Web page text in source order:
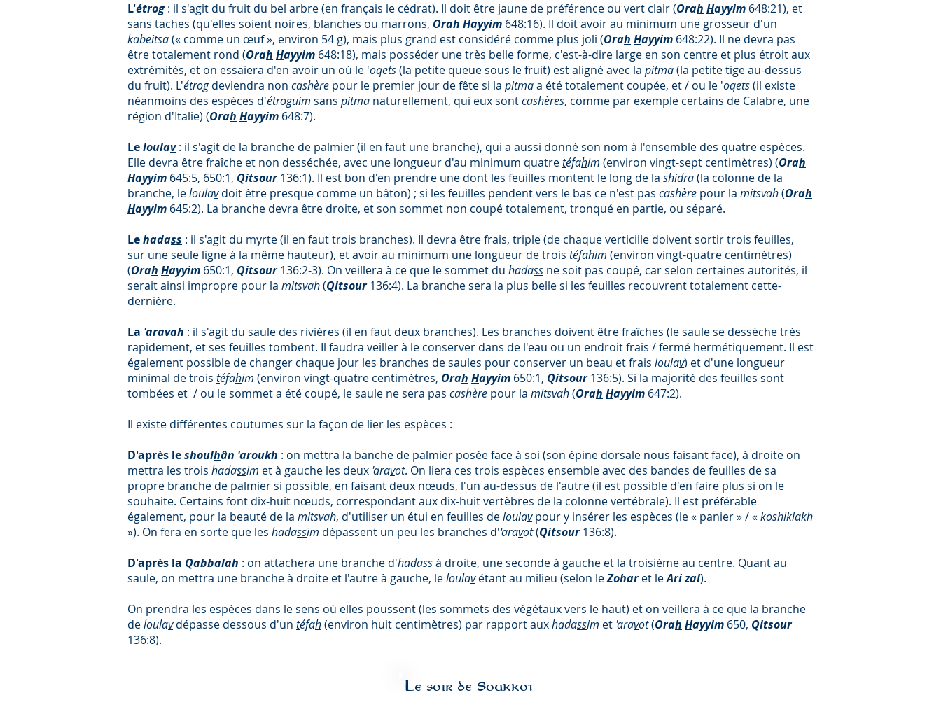
L'étrog: il s'agit du fruit du bel arbre (en français le cédrat). Il doit être jaune de préférence ou vert clair (Orah Hayyim 648:21), et
sans taches (qu'elles soient noires, blanches ou marrons, Orah Hayyim 648:16). Il doit avoir au minimum une grosseur d'un
kabeitsa(« comme un œuf », environ 54 g), mais plus grand est considéré comme plus joli (Orah Hayyim 648:22). Il ne devra pas
être totalement rond (Orah Hayyim 648:18), mais posséder une très belle forme, c'est-à-dire large en son centre et plus étroit aux
extrémités, et on essaiera d'en avoir un où le 'oqets(la petite queue sous le fruit) est aligné avec la pitma(la petite tige au-dessus
du fruit). L'étrogdeviendra non cashère pour le premier jour de fête si la pitmaa été totalement coupée, et / ou le 'oqets(il existe
néanmoins des espèces d'étroguim sans pitma naturellement, qui eux sontcashères, comme par exemple certains de Calabre, une
région d'Italie) (Orah Hayyim 648:7).
​Leloulav : il s'agit de la branche de palmier (il en faut une branche), qui a aussi donné son nom à l'ensemble des quatre espèces.
Elle devra être fraîche et non desséchée, avec une longueur d'au minimum quatretéfahim (environ vingt-sept centimètres) (Orah
Hayyim 645:5, 650:1, Qitsour136:1). Il est bon d'en prendre une dont les feuilles montent le long de la shidra(la colonne de la
branche, leloulavdoit être presque comme un bâton) ; si les feuilles pendent vers le bas ce n'est pas cashère pour la mitsvah(Orah
Hayyim 645:2). La branche devra être droite, et son sommet non coupé totalement, tronqué en partie, ou séparé.
Lehadass : il s'agit du myrte (il en faut trois branches). Il devra être frais, triple (de chaque verticille doivent sortir trois feuilles,
sur une seule ligne à la même hauteur), et avoir au minimum une longueur de trois téfahim (environ vingt-quatre centimètres)
(Orah Hayyim 650:1, Qitsour136:2-3). On veillera à ce que le sommet du hadass ne soit pas coupé, car selon certaines autorités, il
serait ainsi impropre pour la mitsvah(Qitsour136:4). La branche sera la plus belle si les feuilles recouvrent totalement cette-
dernière.
La 'aravah : il s'agit du saule des rivières (il en faut deux branches). Les branches doivent être fraîches (le saule se dessèche très
rapidement, et ses feuilles tombent. Il faudra veiller à le conserver dans de l'eau ou un endroit frais / fermé hermétiquement. Il est
également possible de changer chaque jour les branches de saules pour conserver un beau et frais loulav) et d'une longueur
minimal de trois téfahim (environ vingt-quatre centimètres, Orah Hayyim 650:1, Qitsour136:5). Si la majorité des feuilles sont
tombées et / ou le sommet a été coupé, le saule ne sera pas cashère pour la mitsvah(Orah Hayyim 647:2).
Il existe différentes coutumes sur la façon de lier les espèces :
D'après leshoulhân 'aroukh : on mettra la banche de palmier posée face à soi (son épine dorsale nous faisant face), à droite on
mettra les trois hadassim et à gauche les deux 'aravot. On liera ces trois espèces ensemble avec des bandes de feuilles de sa
propre branche de palmier si possible, en faisant deux nœuds, l'un au-dessus de l'autre (il est possible d'en faire plus si on le
souhaite. Certains font dix-huit nœuds, correspondant aux dix-huit vertèbres de la colonne vertébrale). Il est préférable
également, pour la beauté de la mitsvah, d'utiliser un étui en feuilles deloulav pour y insérer les espèces (le « panier » / «koshiklakh
»). On fera en sorte que les hadassim dépassent un peu les branches d''aravot(Qitsour136:8).
D'après la Qabbalah : on attachera une branche d'hadassà droite, une seconde à gauche et la troisième au centre. Quant au
saule, on mettra une branche à droite et l'autre à gauche, leloulav étant au milieu (selon leZoharet leAri zal).
On prendra les espèces dans le sens où elles poussent (les sommets des végétaux vers le haut) et on veillera à ce que la branche
deloulav dépasse dessous d'un téfah(environ huit centimètres) par rapport auxhadassim et 'aravot(Orah Hayyim 650, Qitsour
136:8).
Le soir de Soukkot